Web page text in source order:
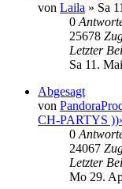
von Laila » Sa
0
25678
Letzter
Sa 11.
Abgesagt
von
CH-PARTYS
0
24067
Letzter
Mo 29.